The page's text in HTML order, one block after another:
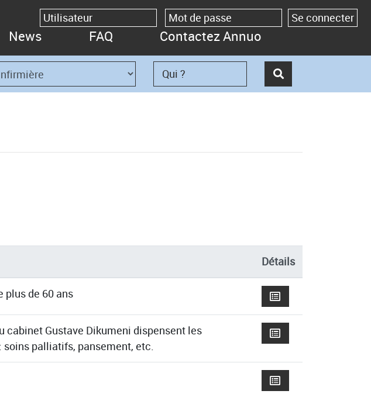
News FAQ Contactez Annuo
Détails
plus de 60 ans
Gustave Dikumeni dispensent les
palliatifs, pansement, etc.